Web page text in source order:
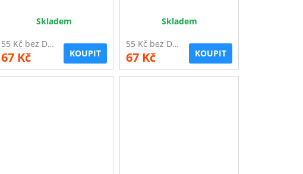
Skladem
55 Kč bez DPH
67 Kč KOUPIT
Skladem
55 Kč bez DPH
67 Kč KOUPIT